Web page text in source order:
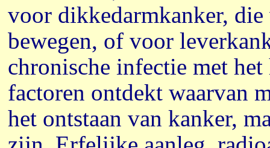
voor dikkedarmkanker,
bewegen, of voor
chronische infectie met
factoren ontdekt waarvan
het ontstaan van kanker,